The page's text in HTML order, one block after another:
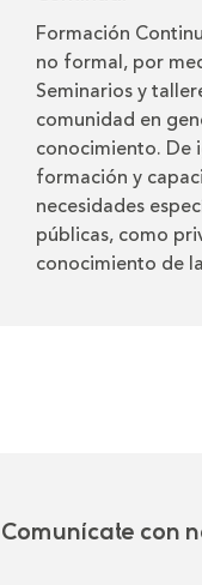
Formación
no formal, por
Seminarios y
comunidad en
conocimiento. De
formación y
necesidades
públicas, como
conocimiento de
Comunícate con